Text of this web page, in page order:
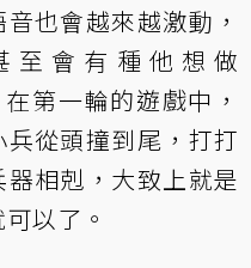
也會越來越激動，
至會有種他想做
第一輪的遊戲中，
從頭撞到尾，打打
相剋，大致上就是
以了。